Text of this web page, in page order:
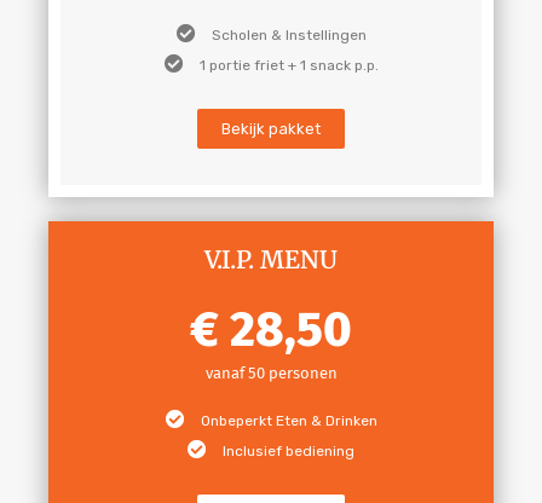
Scholen & Instellingen
1 portie friet + 1 snack p.p.
Bekijk pakket
V.I.P. MENU
28,50
vanaf 50 personen
Onbeperkt Eten & Drinken
Inclusief bediening